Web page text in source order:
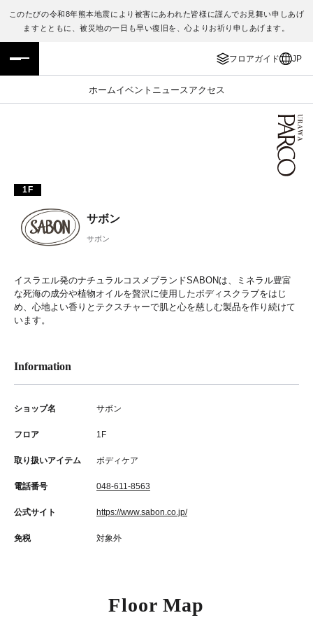
このたびの令和8年熊本地震により被害にあわれた皆様に謹んでお見舞い申しあげ
ますとともに、被災地の一日も早い復旧を、心よりお祈り申しあげます。
フロアガイド JP
ホームイベント ニュース アクセス
フロアガイド
施設案内・アクセス
TAX FREE
JP
ENGLISH
繁体字
日本語
1F
サボン
サボン
イスラエル発のナチュラルコスメブランドSABONは、ミネラル豊富
な死海の成分や植物オイルを贅沢に使用したボディスクラブをはじ
め、心地よい香りとテクスチャーで肌と心を慈しむ製品を作り続けて
います。
Information
ショップ名 サボン
フロア 1F
取り扱いアイテム ボディケア
電話番号 048-611-8563
公式サイト https://www.sabon.co.jp/
免税 対象外
Floor Map